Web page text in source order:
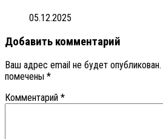
05.12.2025
Добавить комментарий
Ваш адрес email не будет опубликован.
помечены *
Комментарий *